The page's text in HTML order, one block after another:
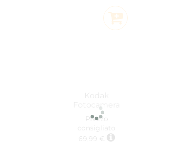
Fotocamera
compatta
PRINTOMATIC
Rosa
Prezzo
consigliato
69,99 €
Aggiungi al Carrello